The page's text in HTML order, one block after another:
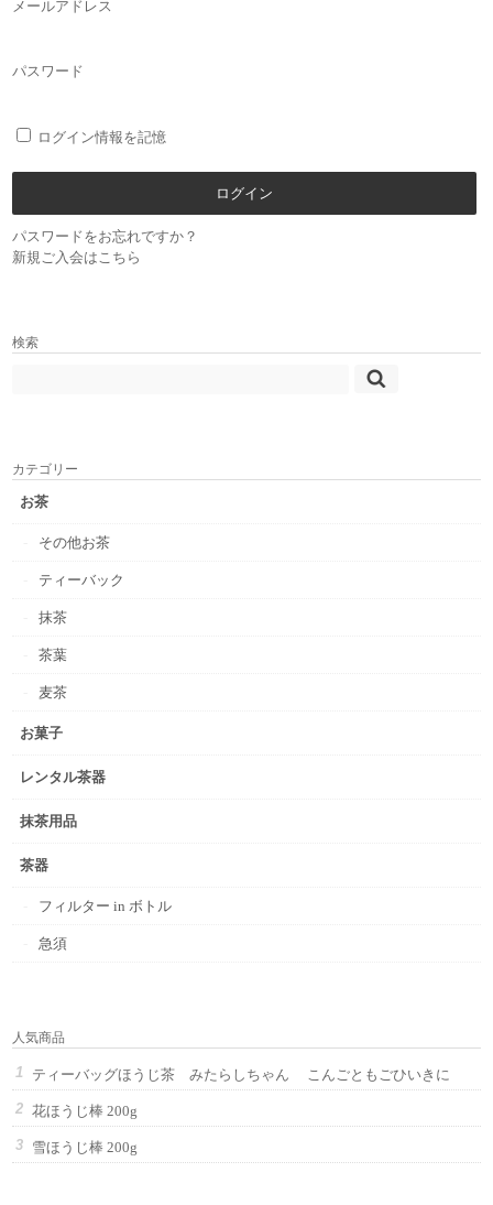
メールアドレス
パスワード
ログイン情報を記憶
パスワードをお忘れですか？
新規ご入会はこちら
検索
カテゴリー
お茶
その他お茶
ティーバック
抹茶
茶葉
麦茶
お菓子
レンタル茶器
抹茶用品
茶器
フィルター in ボトル
急須
人気商品
ティーバッグほうじ茶 みたらしちゃん こんごともごひいきに
花ほうじ棒 200g
雪ほうじ棒 200g